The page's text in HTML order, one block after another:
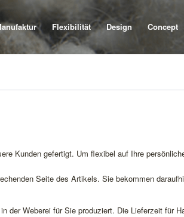
Flexibilität Design Concept
Kunden gefertigt. Um flexibel auf Ihre
Seite des Artikels. Sie bekommen
Weberei für Sie produziert. Die Lieferzeit für